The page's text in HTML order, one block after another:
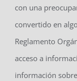
con una
convertido en
Reglamento
acceso a
información